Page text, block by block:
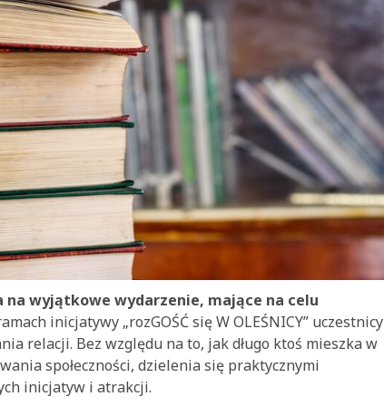
wyjątkowe wydarzenie, mające na celu
inicjatywy „rozGOŚĆ się W OLEŚNICY” uczestnicy
relacji. Bez względu na to, jak długo ktoś mieszka w
społeczności, dzielenia się praktycznymi
inicjatyw i atrakcji.